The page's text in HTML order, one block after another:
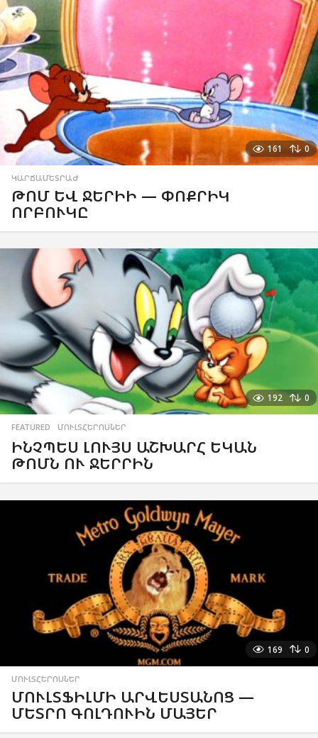
161 0
ԿԱՐՃԱՄԵՏՐԱԺ
ԹՈՄ ԵՎ ՋԵՐԻԻ — ՓՈՔՐԻԿ
ՈՐԲՈՒԿԸ
192 0
FEATURED ,ՄՈՒԼՏՀԵՐՈՍՆԵՐ
ԻՆՉՊԵՍ ԼՈՒՅՍ ԱՇԽԱՐՀ ԵԿԱՆ
ԹՈՄՆ ՈՒ ՋԵՐՐԻՆ
169 0
ՄՈՒԼՏՀԵՐՈՍՆԵՐ
ՄՈՒԼՏՖԻԼՄԻ ԱՐՎԵՍՏԱՆՈՑ —
ՄԵՏՐՈ ԳՈԼԴՈՒԻՆ ՄԱՅԵՐ